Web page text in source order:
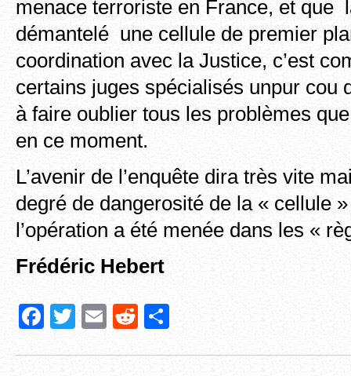
menace terroriste en France, et que
démantelé une cellule de premier
coordination avec la Justice, c’est
certains juges spécialisés unpur cou
à faire oublier tous les problèmes
en ce moment.
L’avenir de l’enquête dira très vite
degré de dangerosité de la « cellule
l’opération a été menée dans les «
Frédéric Hebert
F
T
E
R